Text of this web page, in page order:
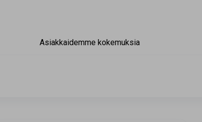
Asiakkaidemme kokemuksia